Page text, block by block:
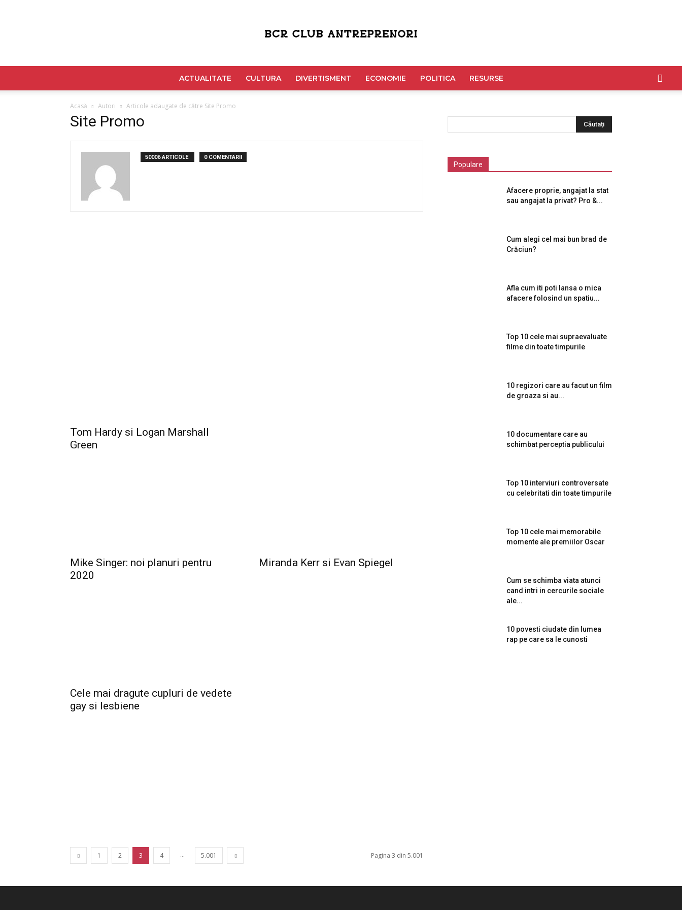
ACTUALITATE CULTURA DIVERTISMENT ECONOMIE POLITICA RESURSE
Acasă Autori Articole adaugate de către Site Promo
Site Promo
50006 ARTICOLE 0 COMENTARII
Tom Hardy si Logan Marshall
Green
Mike Singer: noi planuri pentru
2020
Miranda Kerr si Evan Spiegel
Cele mai dragute cupluri de vedete
gay si lesbiene
1 2 3 4 ... 5.001 Pagina 3 din 5.001
Populare
Afacere proprie, angajat la stat
sau angajat la privat? Pro &...
Cum alegi cel mai bun brad de
Crăciun?
Afla cum iti poti lansa o mica
afacere folosind un spatiu...
Top 10 cele mai supraevaluate
filme din toate timpurile
10 regizori care au facut un film
de groaza si au...
10 documentare care au
schimbat perceptia publicului
Top 10 interviuri controversate
cu celebritati din toate timpurile
Top 10 cele mai memorabile
momente ale premiilor Oscar
Cum se schimba viata atunci
cand intri in cercurile sociale
ale...
10 povesti ciudate din lumea
rap pe care sa le cunosti